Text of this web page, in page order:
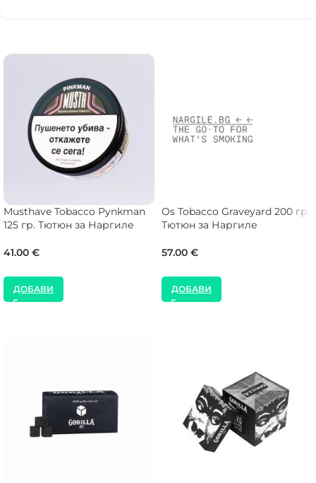
Musthave Tobacco Pynkman
125 гр. Тютюн за Наргиле
41.00 €
ДОБАВИ
Os Tobacco Graveyard 200 гр.
Тютюн за Наргиле
57.00 €
ДОБАВИ